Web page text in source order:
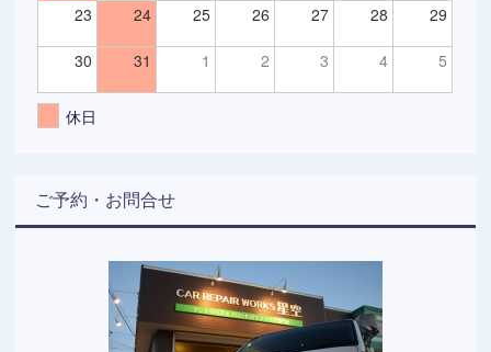
23 24 25 26 27 28 29
30 31 1 2 3 4 5
休日
ご予約・お問合せ